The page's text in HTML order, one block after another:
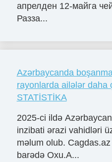
апрелден 12-майга
Разза...
Azərbaycanda
rayonlarda ailələr daha
STATİSTİKA
2025-ci ildə
inzibati ərazi vahidləri
məlum olub.
barədə Oxu.A...